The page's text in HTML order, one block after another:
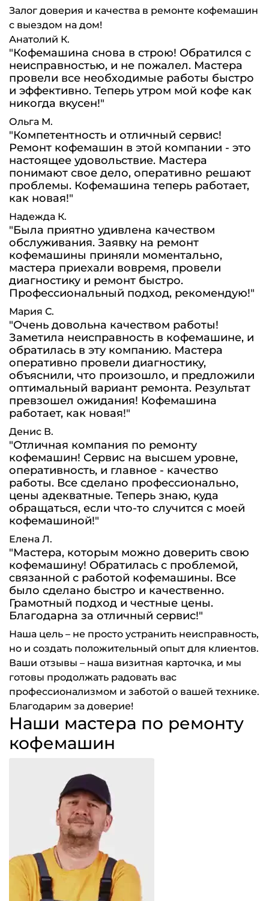
Залог доверия и качества в ремонте кофемашин
с выездом на дом!
Анатолий К.
"Кофемашина снова в строю! Обратился с
неисправностью, и не пожалел. Мастера
провели все необходимые работы быстро
и эффективно. Теперь утром мой кофе как
никогда вкусен!"
Ольга М.
"Компетентность и отличный сервис!
Ремонт кофемашин в этой компании - это
настоящее удовольствие. Мастера
понимают свое дело, оперативно решают
проблемы. Кофемашина теперь работает,
как новая!"
Надежда К.
"Была приятно удивлена качеством
обслуживания. Заявку на ремонт
кофемашины приняли моментально,
мастера приехали вовремя, провели
диагностику и ремонт быстро.
Профессиональный подход, рекомендую!"
Мария С.
"Очень довольна качеством работы!
Заметила неисправность в кофемашине, и
обратилась в эту компанию. Мастера
оперативно провели диагностику,
объяснили, что произошло, и предложили
оптимальный вариант ремонта. Результат
превзошел ожидания! Кофемашина
работает, как новая!"
Денис В.
"Отличная компания по ремонту
кофемашин! Сервис на высшем уровне,
оперативность, и главное - качество
работы. Все сделано профессионально,
цены адекватные. Теперь знаю, куда
обращаться, если что-то случится с моей
кофемашиной!"
Елена Л.
"Мастера, которым можно доверить свою
кофемашину! Обратилась с проблемой,
связанной с работой кофемашины. Все
было сделано быстро и качественно.
Грамотный подход и честные цены.
Благодарна за отличный сервис!"
Наша цель – не просто устранить неисправность,
но и создать положительный опыт для клиентов.
Ваши отзывы – наша визитная карточка, и мы
готовы продолжать радовать вас
профессионализмом и заботой о вашей технике.
Благодарим за доверие!
Наши мастера по ремонту
кофемашин